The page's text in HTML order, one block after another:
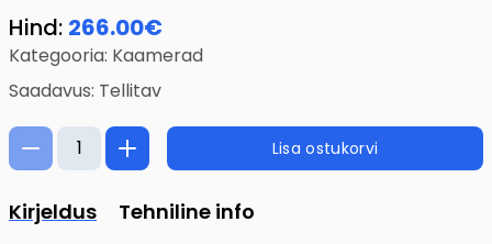
Hind: 266.00€
Kategooria: Kaamerad
Saadavus: Tellitav
Lisa ostukorvi
Kirjeldus Tehniline info